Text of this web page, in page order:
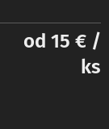
od 15 € /
ks